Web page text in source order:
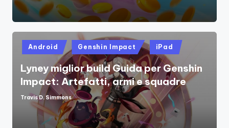
Posted
in
Android Genshin Impact iPad
Lyney miglior build Guida per Genshin
Impact: Artefatti, armi e squadre
Posted
Travis D. Simmons